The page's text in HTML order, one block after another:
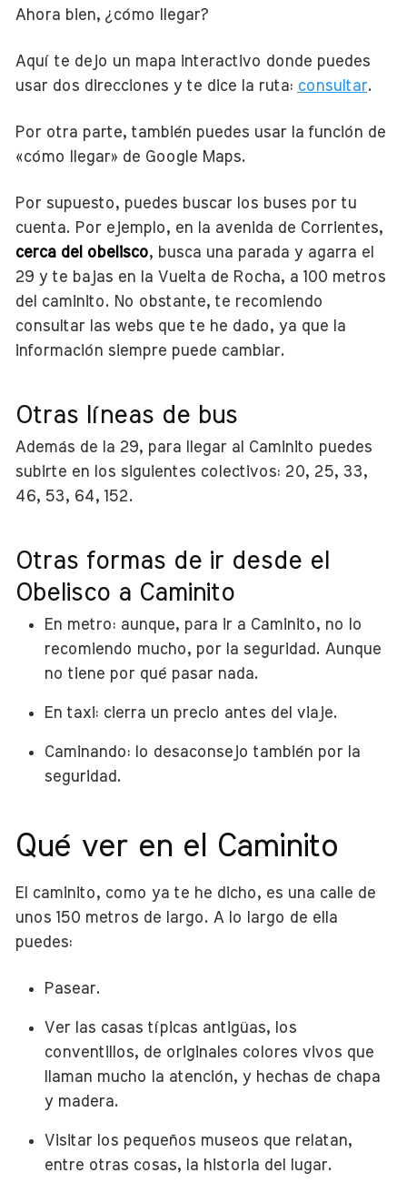
Ahora bien, ¿cómo llegar?
Aquí te dejo un mapa interactivo donde puedes
usar dos direcciones y te dice la ruta: consultar.
Por otra parte, también puedes usar la función de
«cómo llegar» de Google Maps.
Por supuesto, puedes buscar los buses por tu
cuenta. Por ejemplo, en la avenida de Corrientes,
cerca del obelisco, busca una parada y agarra el
29 y te bajas en la Vuelta de Rocha, a 100 metros
del caminito. No obstante, te recomiendo
consultar las webs que te he dado, ya que la
información siempre puede cambiar.
Otras líneas de bus
Además de la 29, para llegar al Caminito puedes
subirte en los siguientes colectivos: 20, 25, 33,
46, 53, 64, 152.
Otras formas de ir desde el
Obelisco a Caminito
En metro: aunque, para ir a Caminito, no lo
recomiendo mucho, por la seguridad. Aunque
no tiene por qué pasar nada.
En taxi: cierra un precio antes del viaje.
Caminando: lo desaconsejo también por la
seguridad.
Qué ver en el Caminito
El caminito, como ya te he dicho, es una calle de
unos 150 metros de largo. A lo largo de ella
puedes:
Pasear.
Ver las casas típicas antigüas, los
conventillos, de originales colores vivos que
llaman mucho la atención, y hechas de chapa
y madera.
Visitar los pequeños museos que relatan,
entre otras cosas, la historia del lugar.